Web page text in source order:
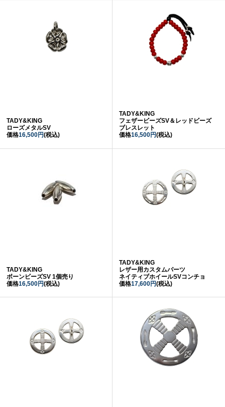
TADY&KING
ローズメタルSV
価格16,500円(税込)
TADY&KING
フェザービーズSV＆レッドビーズ
ブレスレット
価格16,500円(税込)
TADY&KING
ボーンビーズSV 1個売り
価格16,500円(税込)
TADY&KING
レザー用カスタムパーツ
ネイティブホイールSVコンチョ
価格17,600円(税込)